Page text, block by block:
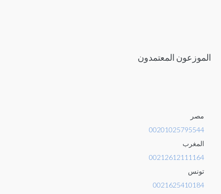
الموزعون المعتمدون
مصر
00201025795544
المغرب
00212612111164
تونس
0021625410184